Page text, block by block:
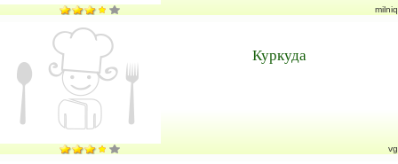
milniq
Куркуда
vg